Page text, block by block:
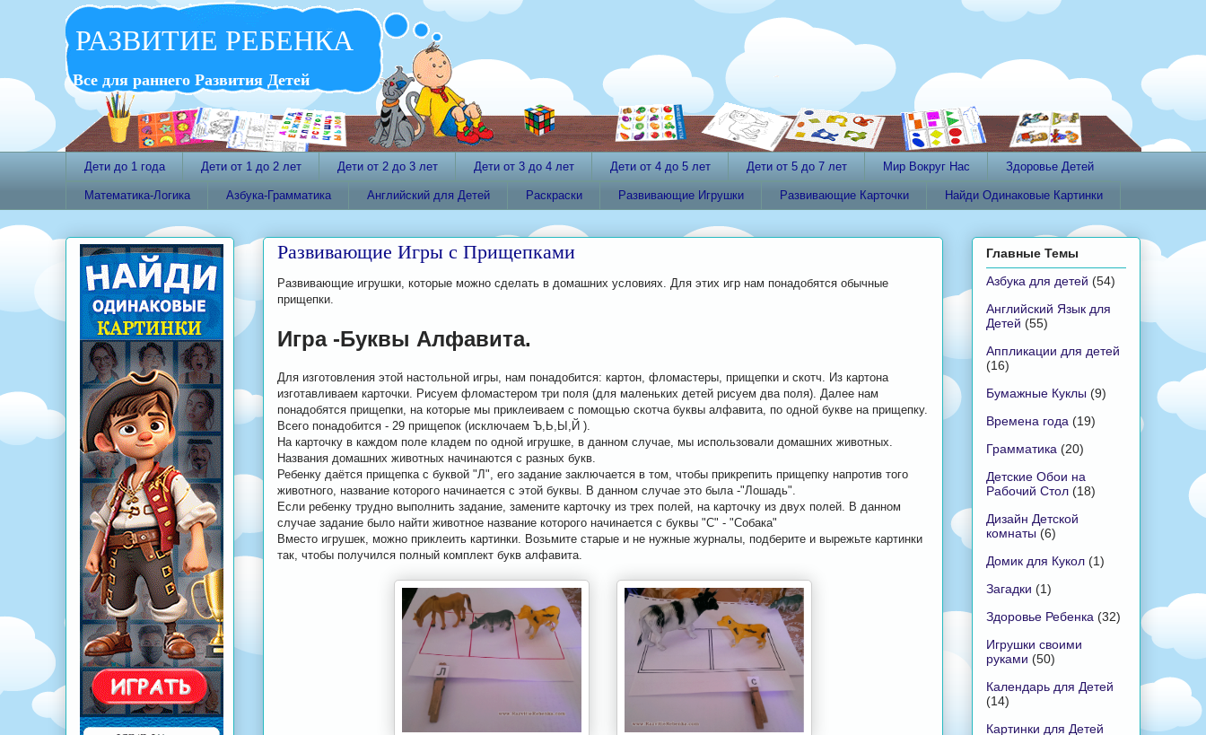
РАЗВИТИЕ РЕБЕНКА
Все для раннего Развития Детей
Дети до 1 года Дети от 1 до 2 лет Дети от 2 до 3 лет Дети от 3 до 4 лет Дети от 4 до 5 лет Дети от 5 до 7 лет Мир Вокруг Нас Здоровье Детей
Математика-Логика Азбука-Грамматика Английский для Детей Раскраски Развивающие Игрушки Развивающие Карточки Найди Одинаковые Картинки
Развивающие Игры с Прищепками
Развивающие игрушки, которые можно сделать в домашних условиях. Для этих игр нам понадобятся обычные
прищепки.
Игра -Буквы Алфавита.
Для изготовления этой настольной игры, нам понадобится: картон, фломастеры, прищепки и скотч. Из картона
изготавливаем карточки. Рисуем фломастером три поля (для маленьких детей рисуем два поля). Далее нам
понадобятся прищепки, на которые мы приклеиваем с помощью скотча буквы алфавита, по одной букве на прищепку.
Всего понадобится - 29 прищепок (исключаем Ъ,Ь,Ы,Й ).
На карточку в каждом поле кладем по одной игрушке, в данном случае, мы использовали домашних животных.
Названия домашних животных начинаются с разных букв.
Ребенку даётся прищепка с буквой "Л", его задание заключается в том, чтобы прикрепить прищепку напротив того
животного, название которого начинается с этой буквы. В данном случае это была -"Лошадь".
Если ребенку трудно выполнить задание, замените карточку из трех полей, на карточку из двух полей. В данном
случае задание было найти животное название которого начинается с буквы "С" - "Собака"
Вместо игрушек, можно приклеить картинки. Возьмите старые и не нужные журналы, подберите и вырежьте картинки
так, чтобы получился полный комплект букв алфавита.
Главные Темы
Азбука для детей (54)
Английский Язык для
Детей (55)
Аппликации для детей
(16)
Бумажные Куклы (9)
Времена года (19)
Грамматика (20)
Детские Обои на
Рабочий Стол (18)
Дизайн Детской
комнаты (6)
Домик для Кукол (1)
Загадки (1)
Здоровье Ребенка (32)
Игрушки своими
руками (50)
Календарь для Детей
(14)
Картинки для Детей